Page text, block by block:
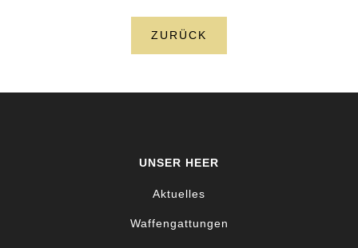
ZURÜCK
UNSER HEER
Aktuelles
Waffengattungen